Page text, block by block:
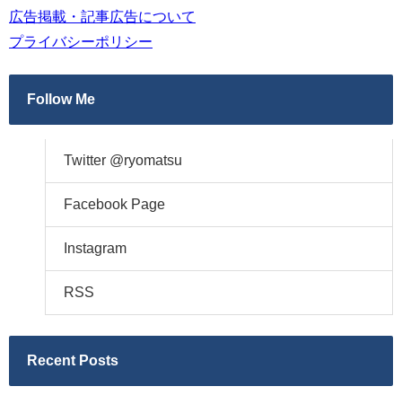
広告掲載・記事広告について
プライバシーポリシー
Follow Me
Twitter @ryomatsu
Facebook Page
Instagram
RSS
Recent Posts